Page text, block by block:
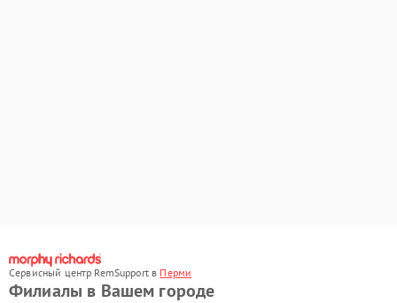
Сервисный центр RemSupport в Перми
Филиалы в Вашем городе